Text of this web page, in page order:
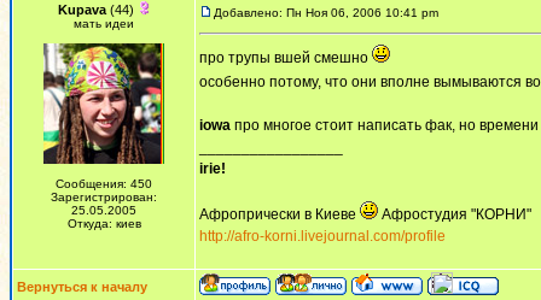
Kupava(44)
мать идеи
Сообщения: 450
Зарегистрирован:
25.05.2005
Откуда: киев
Добавлено: Пн Ноя 06, 2006 10:41 pm
про трупы вшей смешно
особенно потому, что они вполне вымываются
iowa про многое стоит написать фак, но
irie!
Афропрически в Киеве
Афростудия "КОРНИ"
http://afro-korni.livejournal.com/profile
Вернуться к началу